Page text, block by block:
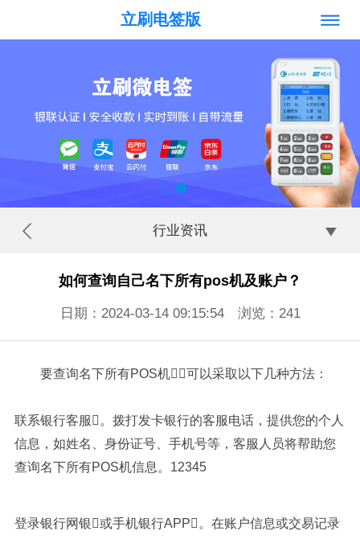
立刷电签版
行业资讯
如何查询自己名下所有pos机及账户？
日期：2024-03-14 09:15:54 浏览： 241
要查询名下所有POS机，可以采取以下几种方法：
联系银行客服。拨打发卡银行的客服电话，提供您的个人
信息，如姓名、身份证号、手机号等，客服人员将帮助您
查询名下所有POS机信息。12345
登录银行网银或手机银行APP。在账户信息或交易记录